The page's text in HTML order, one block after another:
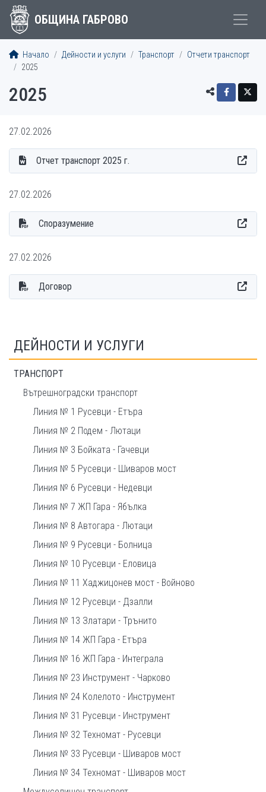
ОБЩИНА ГАБРОВО
Начало Дейности и услуги Транспорт
Отчети транспорт
2025
2025
27.02.2026
Отчет транспорт 2025 г.
27.02.2026
Споразумение
27.02.2026
Договор
ДЕЙНОСТИ И УСЛУГИ
ТРАНСПОРТ
Вътрешноградски транспорт
Линия № 1 Русевци - Етъра
Линия № 2 Подем - Лютаци
Линия № 3 Бойката - Гачевци
Линия № 5 Русевци - Шиваров мост
Линия № 6 Русевци - Недевци
Линия № 7 ЖП Гара - Ябълка
Линия № 8 Автогара - Лютаци
Линия № 9 Русевци - Болница
Линия № 10 Русевци - Еловица
Линия № 11 Хаджицонев мост - Войново
Линия № 12 Русевци - Дзалли
Линия № 13 Златари - Трънито
Линия № 14 ЖП Гара - Етъра
Линия № 16 ЖП Гара - Интеграла
Линия № 23 Инструмент - Чарково
Линия № 24 Колелото - Инструмент
Линия № 31 Русевци - Инструмент
Линия № 32 Техномат - Русевци
Линия № 33 Русевци - Шиваров мост
Линия № 34 Техномат - Шиваров мост